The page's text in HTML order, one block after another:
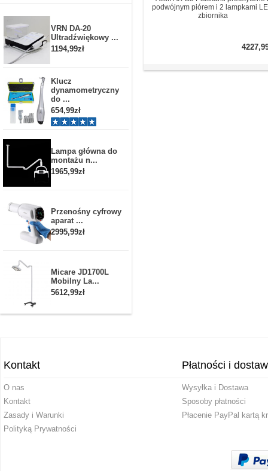
VRN DA-20
Ultradźwiękowy ...
1194,99zł
Klucz
dynamometryczny
do ...
654,99zł
Lampa główna do
montażu n...
1965,99zł
Przenośny cyfrowy
aparat ...
2995,99zł
Micare JD1700L
Mobilny La...
5612,99zł
podwójnym piórem i 2 lampkami
zbiornika
Kontakt
O nas
Kontakt
Zasady i Warunki
Polityką Prywatności
Płatności i
Wysyłka i Dostawa
Sposoby płatności
Płacenie PayPal kartą